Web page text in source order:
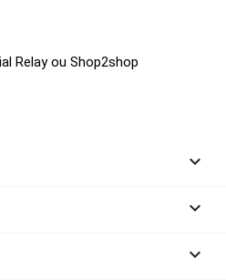
Relay ou Shop2shop


